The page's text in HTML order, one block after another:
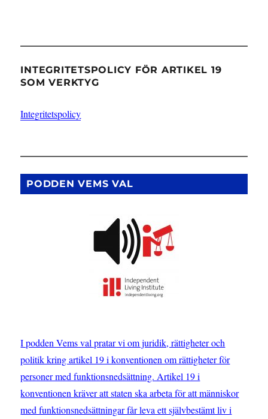
INTEGRITETSPOLICY FÖR ARTIKEL 19
SOM VERKTYG
Integritetspolicy
PODDEN VEMS VAL
I podden Vems val pratar vi om juridik, rättigheter och
politik kring artikel 19 i konventionen om rättigheter för
personer med funktionsnedsättning. Artikel 19 i
konventionen kräver att staten ska arbeta för att människor
med funktionsnedsättningar får leva ett självbestämt liv i